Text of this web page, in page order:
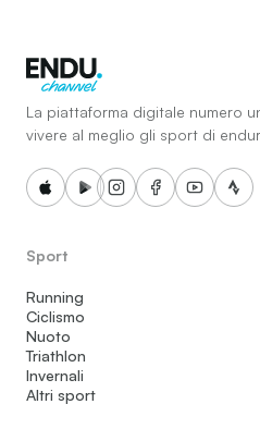
La piattaforma digitale numero
vivere al meglio gli sport di
Sport
Running
Ciclismo
Nuoto
Triathlon
Invernali
Altri sport